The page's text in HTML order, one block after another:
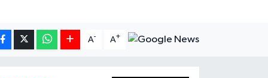
A- A+